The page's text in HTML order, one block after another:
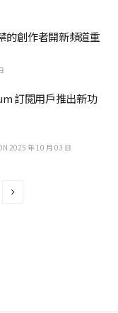
的創作者開新頻道重
訂閱用戶推出新功
2025 年 10 月 03 日